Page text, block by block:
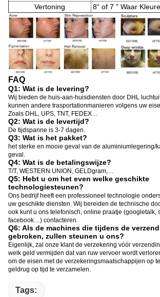
Vertoning
8“ of 7 " Waar
FAQ
Q1: Wat is de levering?
Wij bieden de huis-aan-huisdiensten door DHL
kunnen andere trasportationmanieren volgens uw
Zoals DHL, UPS, TNT, FEDEX…
Q2: Wat is de levertijd?
De tijdspanne is 3-7 dagen.
Q3: Wat is het pakket?
het sterke en mooie geval van de aluminiumlegering/
geval.
Q4: Wat is de betalingswijze?
T/T, WESTERN UNION, GELDgram,…
Q5: Hebt u om het even welke geschikte
technologiesteunen?
Ons bedrijf heeft een professioneel technologie
uw geschikte diensten. Wij bereiden de technische
ook kunt u ons telefonisch, online praatje (googletalk,
facebook…) contacteren.
Q6: Als de machines die tijdens de
gebroken, zullen steunen u ons?
Eigenlijk, zal onze klant de verzekering vóór
welk geld vermijden dat van ruw vervoer wordt
om de eisen met de verzekeringsmaatschappijen op
geldrug op tijd te verzamelen.
Tags: